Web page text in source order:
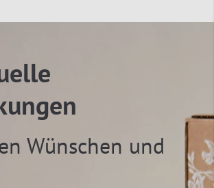
Wünschen und